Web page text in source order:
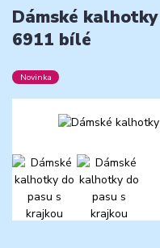
Dámské
6911 bílé
Novinka